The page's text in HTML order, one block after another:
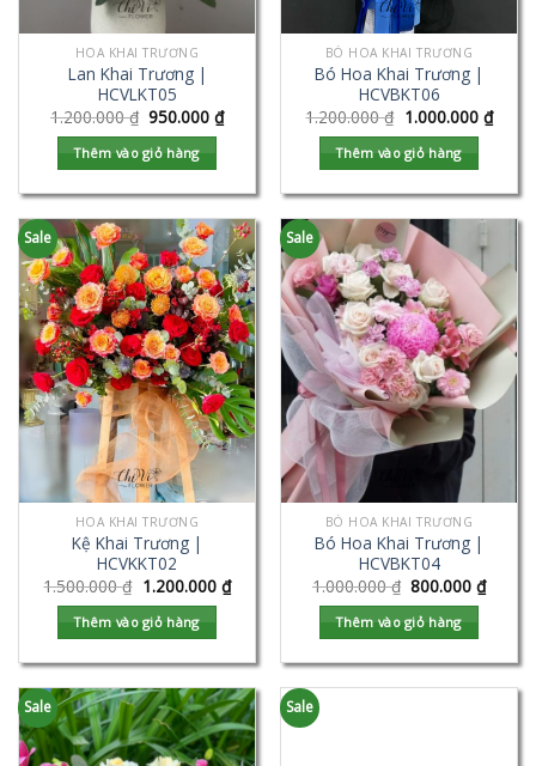
HOA KHAI TRƯƠNG
Lan Khai Trương |
HCVLKT05
1.200.000₫ 950.000₫
Thêm vào giỏ hàng
BÓ HOA KHAI TRƯƠNG
Bó Hoa Khai Trương |
HCVBKT06
1.200.000₫ 1.000.000 ₫
Thêm vào giỏ hàng
Sale
HOA KHAI TRƯƠNG
Kệ Khai Trương |
HCVKKT02
1.500.000₫ 1.200.000 ₫
Thêm vào giỏ hàng
Sale
BÓ HOA KHAI TRƯƠNG
Bó Hoa Khai Trương |
HCVBKT04
1.000.000₫ 800.000₫
Thêm vào giỏ hàng
Sale Sale